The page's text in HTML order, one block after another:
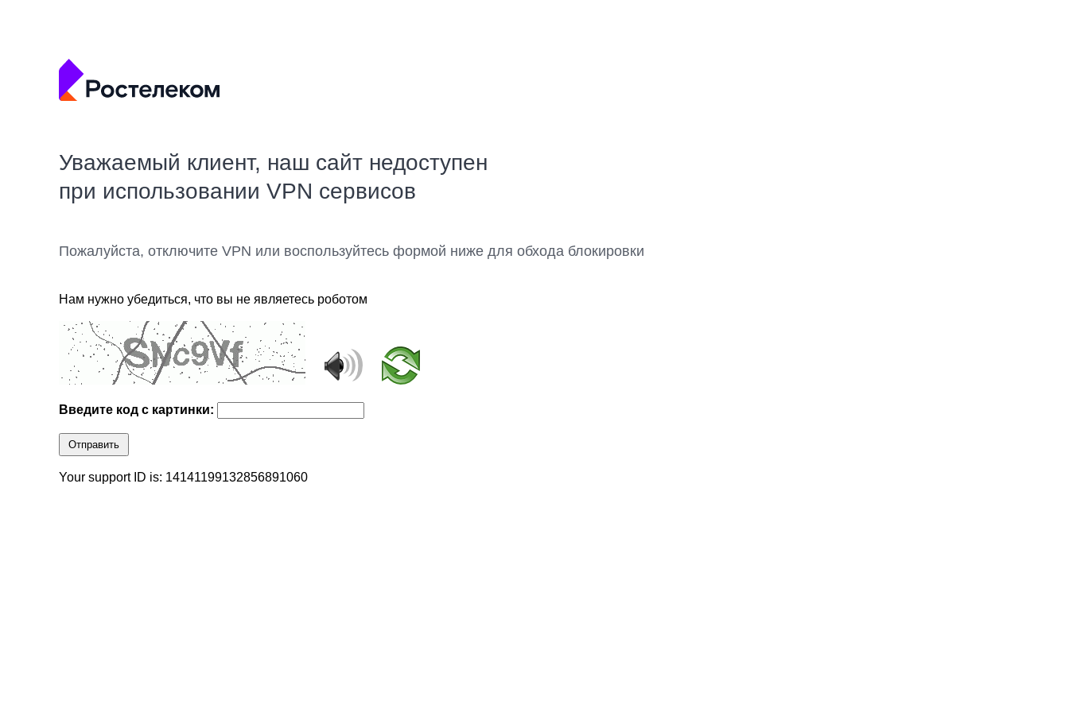
Уважаемый клиент, наш сайт недоступен
при использовании VPN сервисов
Пожалуйста, отключите VPN или воспользуйтесь формой ниже для обхода блокировки
Нам нужно убедиться, что вы не являетесь роботом
Введите код с картинки:
Отправить
Your support ID is: 14141199132856891060